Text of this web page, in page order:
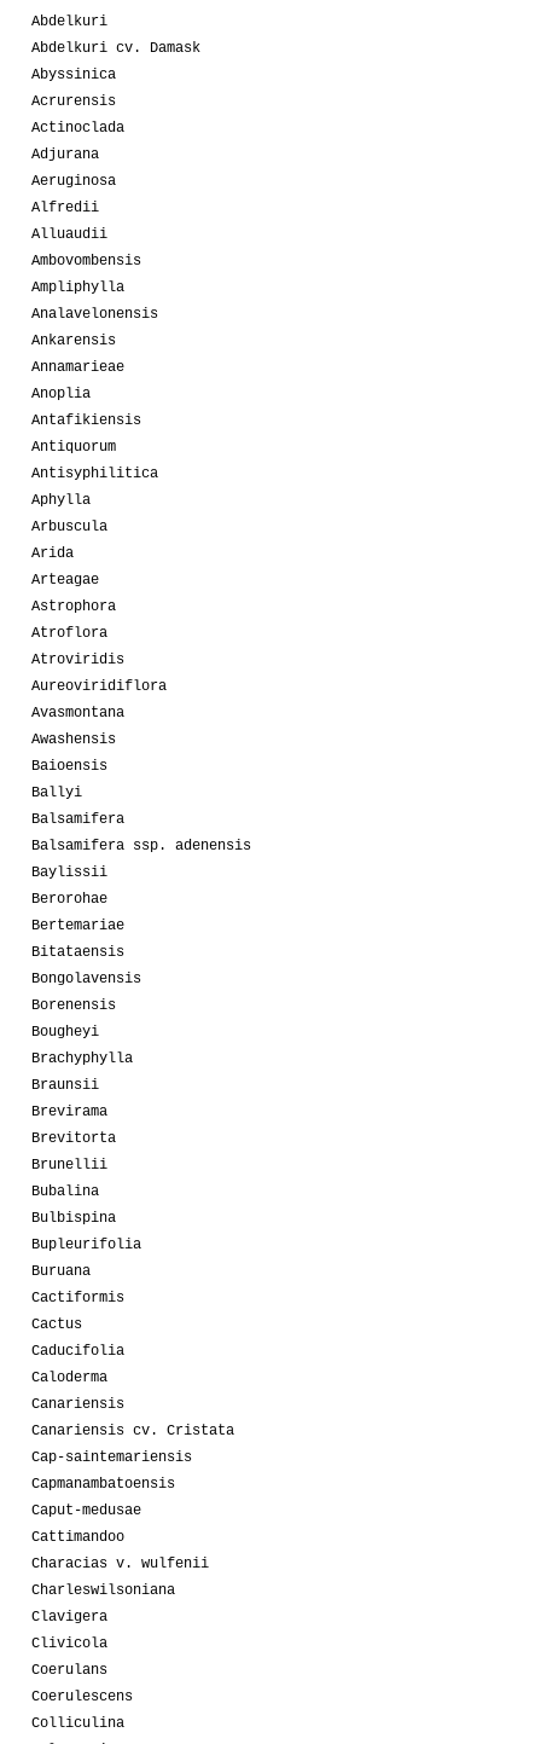
Abdelkuri
Abdelkuri cv. Damask
Abyssinica
Acrurensis
Actinoclada
Adjurana
Aeruginosa
Alfredii
Alluaudii
Ambovombensis
Ampliphylla
Analavelonensis
Ankarensis
Annamarieae
Anoplia
Antafikiensis
Antiquorum
Antisyphilitica
Aphylla
Arbuscula
Arida
Arteagae
Astrophora
Atroflora
Atroviridis
Aureoviridiflora
Avasmontana
Awashensis
Baioensis
Ballyi
Balsamifera
Balsamifera ssp. adenensis
Baylissii
Berorohae
Bertemariae
Bitataensis
Bongolavensis
Borenensis
Bougheyi
Brachyphylla
Braunsii
Brevirama
Brevitorta
Brunellii
Bubalina
Bulbispina
Bupleurifolia
Buruana
Cactiformis
Cactus
Caducifolia
Caloderma
Canariensis
Canariensis cv. Cristata
Cap-saintemariensis
Capmanambatoensis
Caput-medusae
Cattimandoo
Characias v. wulfenii
Charleswilsoniana
Clavigera
Clivicola
Coerulans
Coerulescens
Colliculina